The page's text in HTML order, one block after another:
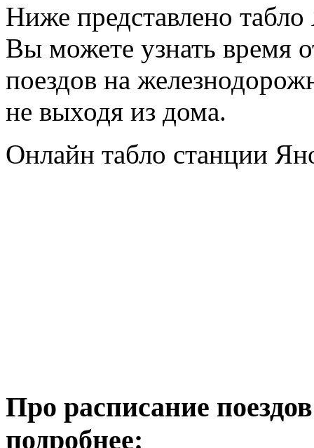
Ниже представлено
Вы можете узнать время
поездов на
не выходя из дома.
Онлайн табло станции
Про расписание
подробнее: